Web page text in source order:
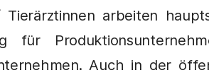
Tierärztinnen arbeiten
für
Auch in der